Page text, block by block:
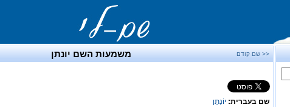
<< שם קודם משמעות השם יונתן
שם בעברית: יוֹנָתָן